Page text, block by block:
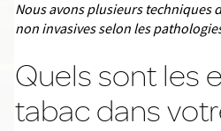
Nous avons plusieurs techniques
non invasives selon les
Quels sont les
tabac dans